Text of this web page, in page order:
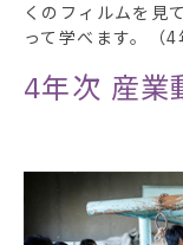
くのフィルムを見
って学べます。（4
4年次 産業